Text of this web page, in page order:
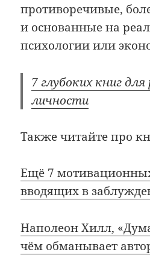
противоречивые,
и основанные на
психологии или
7 глубоких книг
личности
Также читайте про
Ещё 7
вводящих в
Наполеон Хилл,
чём обманывает